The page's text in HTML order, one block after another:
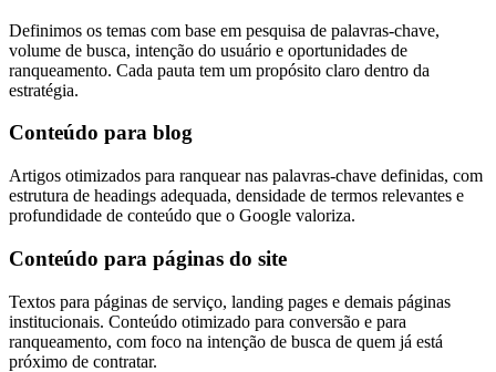
Definimos os temas com base em pesquisa de palavras-chave,
volume de busca, intenção do usuário e oportunidades de
ranqueamento. Cada pauta tem um propósito claro dentro da
estratégia.
Conteúdo para blog
Artigos otimizados para ranquear nas palavras-chave definidas, com
estrutura de headings adequada, densidade de termos relevantes e
profundidade de conteúdo que o Google valoriza.
Conteúdo para páginas do site
Textos para páginas de serviço, landing pages e demais páginas
institucionais. Conteúdo otimizado para conversão e para
ranqueamento, com foco na intenção de busca de quem já está
próximo de contratar.